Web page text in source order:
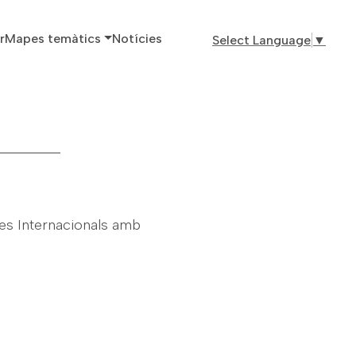
principal
Mapes temàtics Notícies Select Language ▼
Internacionals amb